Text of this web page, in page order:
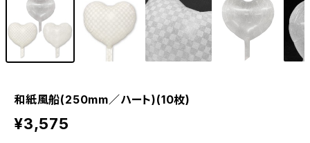
和紙風船(250mm／ハート)(10枚)
¥3,575